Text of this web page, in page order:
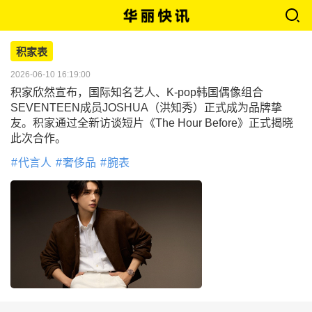
积家表
2026-06-10 16:19:00
积家欣然宣布，国际知名艺人、K-pop韩国偶像组合
SEVENTEEN成员JOSHUA（洪知秀）正式成为品牌挚
友。积家通过全新访谈短片《The Hour Before》正式揭晓
此次合作。
代言人 奢侈品 腕表